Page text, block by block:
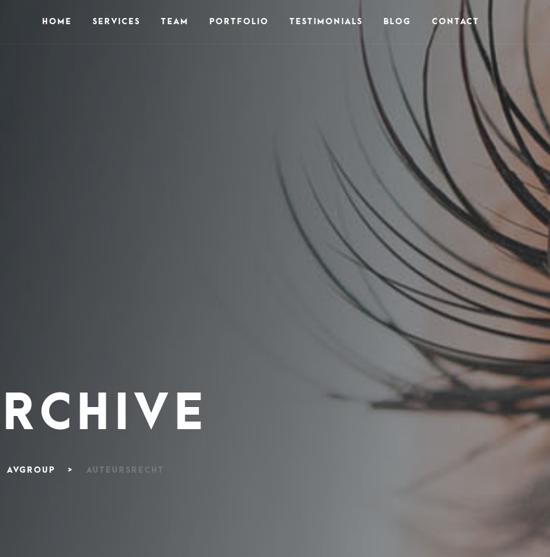
HOME SERVICES TEAM PORTFOLIO TESTIMONIALS BLOG CONTACT
AVGROUP > AUTEURSRECHT